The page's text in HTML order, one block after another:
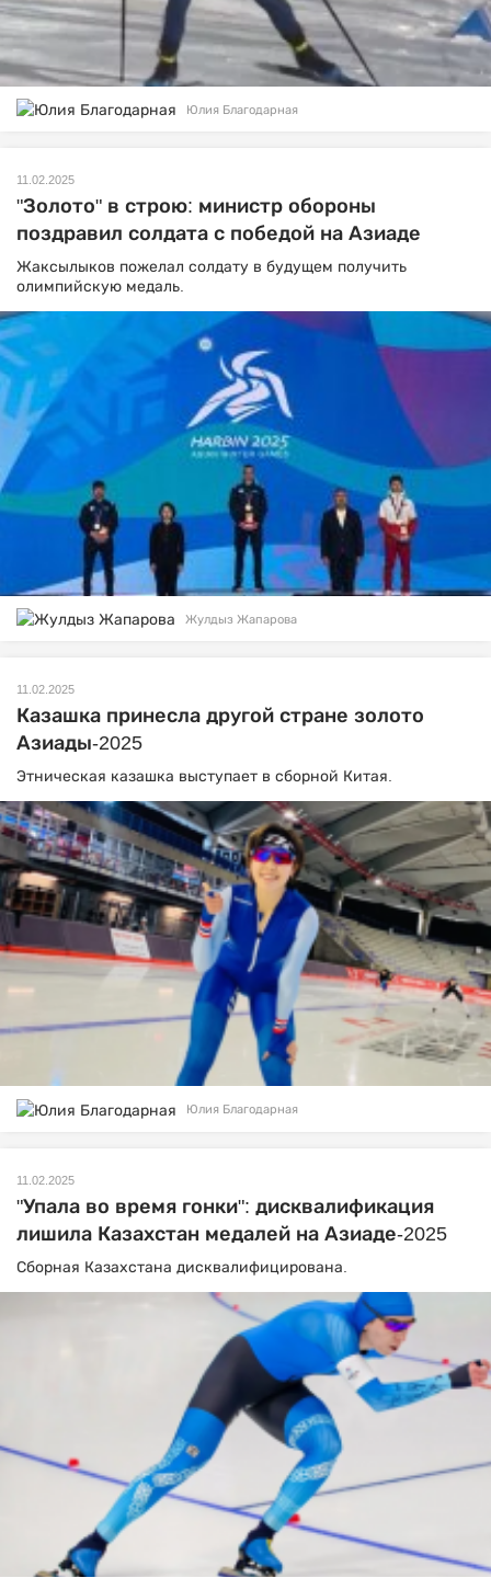
Юлия Благодарная
11.02.2025
"Золото" в строю: министр обороны
поздравил солдата с победой на Азиаде
Жаксылыков пожелал солдату в будущем получить
олимпийскую медаль.
Жулдыз Жапарова
11.02.2025
Казашка принесла другой стране золото
Азиады-2025
Этническая казашка выступает в сборной Китая.
Юлия Благодарная
11.02.2025
"Упала во время гонки": дисквалификация
лишила Казахстан медалей на Азиаде-2025
Сборная Казахстана дисквалифицирована.